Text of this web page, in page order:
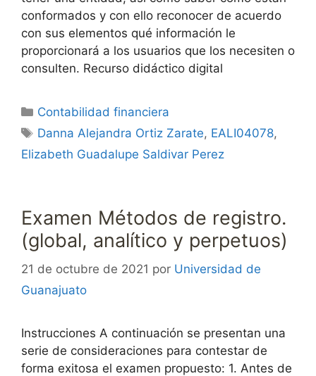
conformados y con ello reconocer de acuerdo
con sus elementos qué información le
proporcionará a los usuarios que los necesiten o
consulten. Recurso didáctico digital
Categorías
Contabilidad financiera
Etiquetas
Danna Alejandra Ortiz Zarate, EALI04078,
Elizabeth Guadalupe Saldivar Perez
Examen Métodos de registro.
(global, analítico y perpetuos)
21 de octubre de 2021 por Universidad de
Guanajuato
Instrucciones A continuación se presentan una
serie de consideraciones para contestar de
forma exitosa el examen propuesto: 1. Antes de